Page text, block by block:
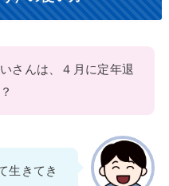
さんは、４月に定年退
生きてき